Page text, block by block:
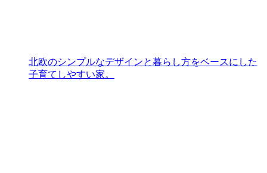
北欧のシンプルなデザインと暮らし方をベースにした
子育てしやすい家。